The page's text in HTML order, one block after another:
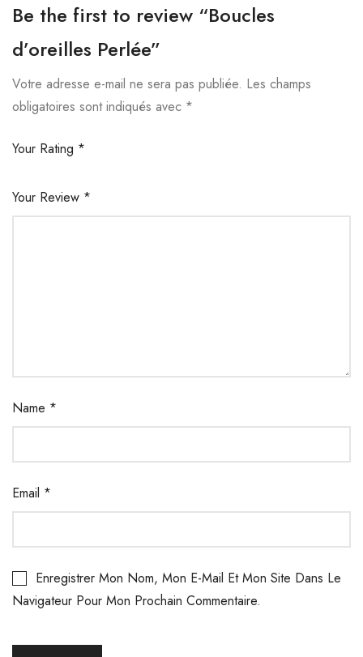
Be the first to review “Boucles
d’oreilles Perlée”
Votre adresse e-mail ne sera pas publiée. Les champs
obligatoires sont indiqués avec *
Your Rating *
Your Review *
Name *
Email *
Enregistrer Mon Nom, Mon E-Mail Et Mon Site Dans Le
Navigateur Pour Mon Prochain Commentaire.